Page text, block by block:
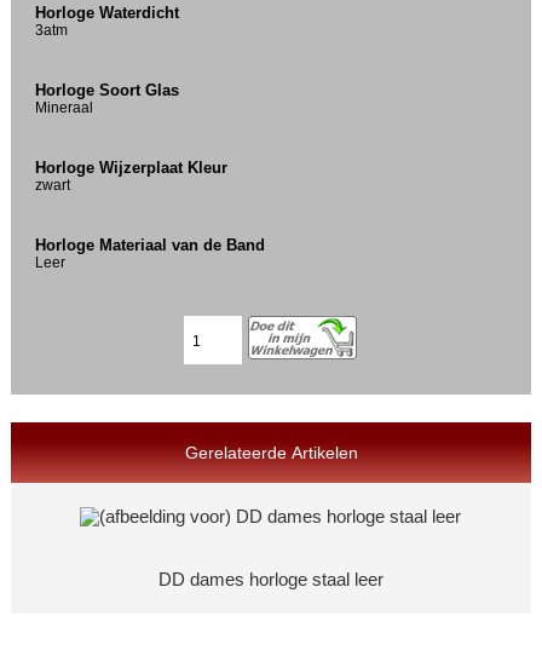
Horloge Waterdicht
3atm
Horloge Soort Glas
Mineraal
Horloge Wijzerplaat Kleur
zwart
Horloge Materiaal van de Band
Leer
Gerelateerde Artikelen
DD dames horloge staal leer